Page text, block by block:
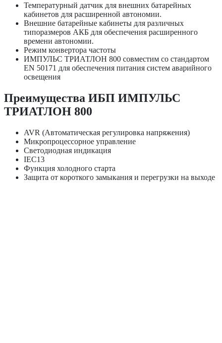
Температурный датчик для внешних батарейных
кабинетов для расширенной автономии.
Внешние батарейные кабинеты для различных
типоразмеров АКБ для обеспечения расширенного
времени автономии.
Режим конвертора частоты
ИМПУЛЬС ТРИАТЛОН 800 совместим со стандартом
EN 50171 для обеспечения питания систем аварийного
освещения
Преимущества ИБП ИМПУЛЬС
ТРИАТЛОН 800
AVR (Автоматическая регулировка напряжения)
Микропроцессорное управление
Светодиодная индикация
IEC13
Функция холодного старта
Защита от короткого замыкания и перегрузки на выходе